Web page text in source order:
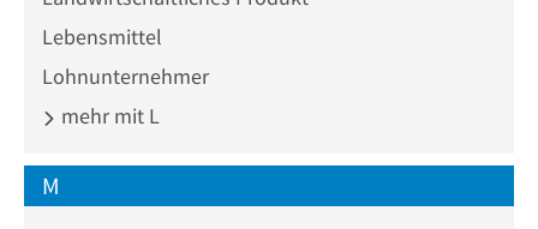
Lebensmittel
Lohnunternehmer
mehr mit L
M